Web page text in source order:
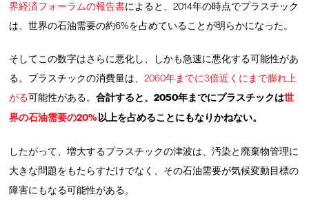
界経済フォーラムの報告書によると、2014年の時点でプラスチック
は、世界の石油需要の約6%を占めていることが明らかになった。
そしてこの数字はさらに悪化し、しかも急速に悪化する可能性があ
る。プラスチックの消費量は、2060年までに3倍近くにまで膨れ上
がる可能性がある。合計すると、2050年までにプラスチックは世
界の石油需要の20%以上を占めることにもなりかねない。
したがって、増大するプラスチックの津波は、汚染と廃棄物管理に
大きな問題をもたらすだけでなく、その石油需要が気候変動目標の
障害にもなる可能性がある。